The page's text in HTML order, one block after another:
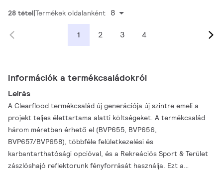
28 tétel Termékek oldalanként 8
1 2 3 4
Információk a termékcsaládokról
Leírás
A Clearflood termékcsalád új generációja új szintre emeli a
projekt teljes élettartama alatti költségeket. A termékcsalád
három méretben érhető el (BVP655, BVP656,
BVP657/BVP658), többféle felületkezelési és
karbantarthatósági opcióval, és a Rekreációs Sport & Terület
zászlóshajó reflektorunk fényforrását használja. Ezt a